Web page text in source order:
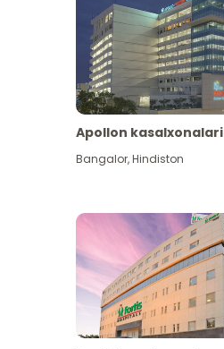
Apollon kasalxonalari
Bangalor,Hindiston